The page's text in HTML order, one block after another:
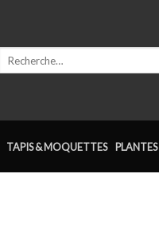
TAPIS & MOQUETTES